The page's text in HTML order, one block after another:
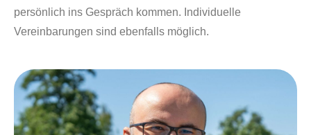
persönlich ins Gespräch kommen. Individuelle
Vereinbarungen sind ebenfalls möglich.